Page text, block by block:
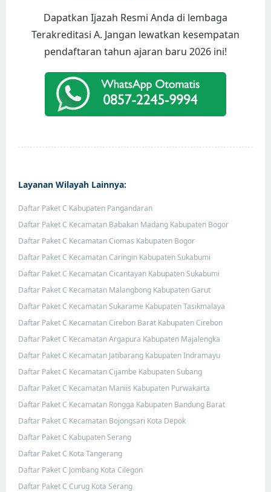
Dapatkan Ijazah Resmi Anda di lembaga
Terakreditasi A. Jangan lewatkan kesempatan
pendaftaran tahun ajaran baru 2026 ini!
Layanan Wilayah Lainnya:
Daftar Paket C Kabupaten Pangandaran
Daftar Paket C Kecamatan Babakan Madang Kabupaten Bogor
Daftar Paket C Kecamatan Ciomas Kabupaten Bogor
Daftar Paket C Kecamatan Caringin Kabupaten Sukabumi
Daftar Paket C Kecamatan Cicantayan Kabupaten Sukabumi
Daftar Paket C Kecamatan Malangbong Kabupaten Garut
Daftar Paket C Kecamatan Sukarame Kabupaten Tasikmalaya
Daftar Paket C Kecamatan Cirebon Barat Kabupaten Cirebon
Daftar Paket C Kecamatan Argapura Kabupaten Majalengka
Daftar Paket C Kecamatan Jatibarang Kabupaten Indramayu
Daftar Paket C Kecamatan Cijambe Kabupaten Subang
Daftar Paket C Kecamatan Maniis Kabupaten Purwakarta
Daftar Paket C Kecamatan Rongga Kabupaten Bandung Barat
Daftar Paket C Kecamatan Bojongsari Kota Depok
Daftar Paket C Kabupaten Serang
Daftar Paket C Kota Tangerang
Daftar Paket C Jombang Kota Cilegon
Daftar Paket C Curug Kota Serang